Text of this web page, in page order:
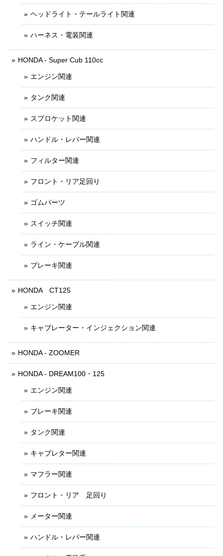
ヘッドライト・テールライト関連
ハーネス・電装関連
HONDA - Super Cub 110cc
エンジン関連
タンク関連
スプロケット関連
ハンドル・レバー関連
フィルター関連
フロント・リア足回り
ゴムパーツ
スイッチ関連
ライン・ケーブル関連
ブレーキ関連
HONDA CT125
エンジン関連
キャブレーター・インジェクション関連
HONDA - ZOOMER
HONDA - DREAM100・125
エンジン関連
ブレーキ関連
タンク関連
キャブレター関連
マフラー関連
フロント・リア 足回り
メーター関連
ハンドル・レバー関連